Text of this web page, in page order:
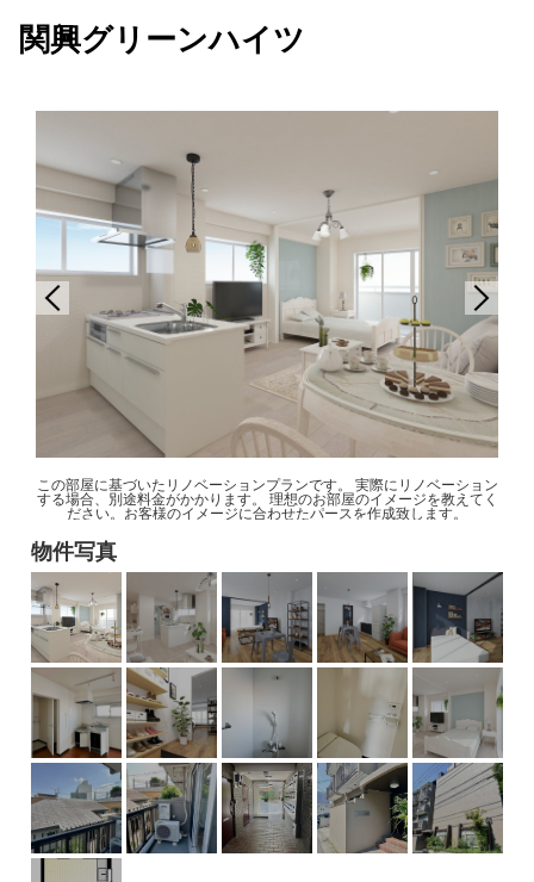
関興グリーンハイツ
この部屋に基づいたリノベーションプランです。 実際にリノベーション
する場合、別途料金がかかります。 理想のお部屋のイメージを教えてく
ださい。お客様のイメージに合わせたパースを作成致します。
物件写真